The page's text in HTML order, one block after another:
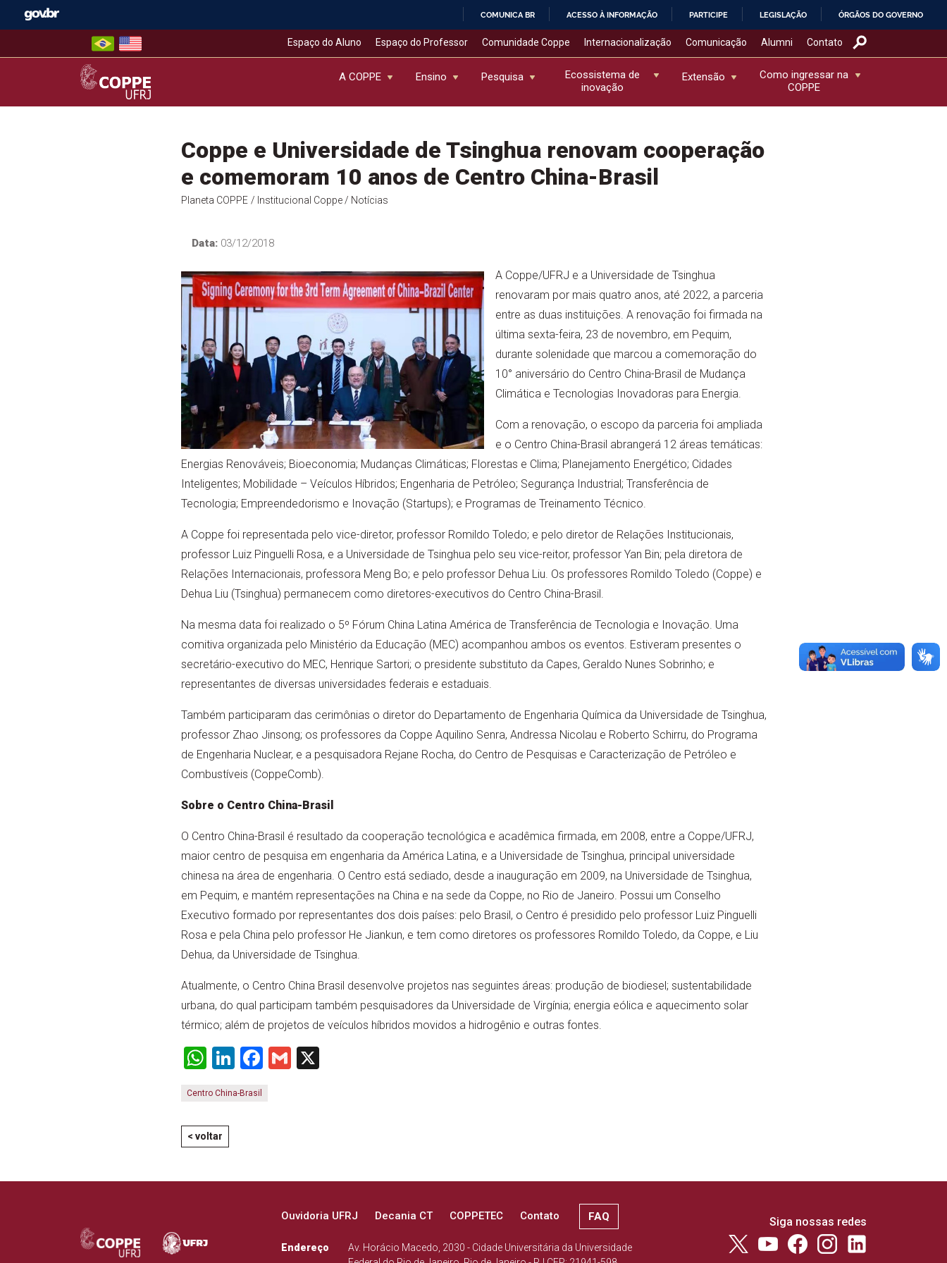
COMUNICA BR ACESSO À INFORMAÇÃO PARTICIPE LEGISLAÇÃO ÓRGÃOS DO GOVERNO
Espaço do Aluno Espaço do Professor Comunidade Coppe Internacionalização Comunicação Alumni Contato
COPPE – UFRJ
A COPPE Ensino Pesquisa
Ecossistema de
inovação
Extensão
Como ingressar na
COPPE
Coppe e Universidade de Tsinghua renovam cooperação
e comemoram 10 anos de Centro China-Brasil
Planeta COPPE / Institucional Coppe/ Notícias
Data:03/12/2018
A Coppe/UFRJ e a Universidade de Tsinghua
renovaram por mais quatro anos, até 2022, a parceria
entre as duas instituições. A renovação foi firmada na
última sexta-feira, 23 de novembro, em Pequim,
durante solenidade que marcou a comemoração do
10° aniversário do Centro China-Brasil de Mudança
Climática e Tecnologias Inovadoras para Energia.
Com a renovação, o escopo da parceria foi ampliada
e o Centro China-Brasil abrangerá 12 áreas temáticas:
Energias Renováveis; Bioeconomia; Mudanças Climáticas; Florestas e Clima; Planejamento Energético; Cidades
Inteligentes; Mobilidade – Veículos Híbridos; Engenharia de Petróleo; Segurança Industrial; Transferência de
Tecnologia; Empreendedorismo e Inovação (Startups); e Programas de Treinamento Técnico.
A Coppe foi representada pelo vice-diretor, professor Romildo Toledo; e pelo diretor de Relações Institucionais,
professor Luiz Pinguelli Rosa, e a Universidade de Tsinghua pelo seu vice-reitor, professor Yan Bin; pela diretora de
Relações Internacionais, professora Meng Bo; e pelo professor Dehua Liu. Os professores Romildo Toledo (Coppe) e
Dehua Liu (Tsinghua) permanecem como diretores-executivos do Centro China-Brasil.
Na mesma data foi realizado o 5º Fórum China Latina América de Transferência de Tecnologia e Inovação. Uma
comitiva organizada pelo Ministério da Educação (MEC) acompanhou ambos os eventos. Estiveram presentes o
secretário-executivo do MEC, Henrique Sartori; o presidente substituto da Capes, Geraldo Nunes Sobrinho; e
representantes de diversas universidades federais e estaduais.
Também participaram das cerimônias o diretor do Departamento de Engenharia Química da Universidade de Tsinghua,
professor Zhao Jinsong; os professores da Coppe Aquilino Senra, Andressa Nicolau e Roberto Schirru, do Programa
de Engenharia Nuclear, e a pesquisadora Rejane Rocha, do Centro de Pesquisas e Caracterização de Petróleo e
Combustíveis (CoppeComb).
Sobre o Centro China-Brasil
O Centro China-Brasil é resultado da cooperação tecnológica e acadêmica firmada, em 2008, entre a Coppe/UFRJ,
maior centro de pesquisa em engenharia da América Latina, e a Universidade de Tsinghua, principal universidade
chinesa na área de engenharia. O Centro está sediado, desde a inauguração em 2009, na Universidade de Tsinghua,
em Pequim, e mantém representações na China e na sede da Coppe, no Rio de Janeiro. Possui um Conselho
Executivo formado por representantes dos dois países: pelo Brasil, o Centro é presidido pelo professor Luiz Pinguelli
Rosa e pela China pelo professor He Jiankun, e tem como diretores os professores Romildo Toledo, da Coppe, e Liu
Dehua, da Universidade de Tsinghua.
Atualmente, o Centro China Brasil desenvolve projetos nas seguintes áreas: produção de biodiesel; sustentabilidade
urbana, do qual participam também pesquisadores da Universidade de Virgínia; energia eólica e aquecimento solar
térmico; além de projetos de veículos híbridos movidos a hidrogênio e outras fontes.
WhatsApp
LinkedIn
Facebook
Gmail
X
Centro China-Brasil
< voltar
Ouvidoria UFRJ Decania CT COPPETEC Contato FAQ
Endereço
Av. Horácio Macedo, 2030 - Cidade Universitária da Universidade
Siga nossas redes